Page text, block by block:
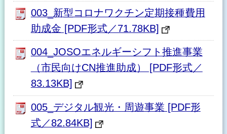
003_新型コロナワクチン定期接種費用
助成金 [PDF形式／71.78KB]
004_JOSOエネルギーシフト推進事業
（市⺠向けCN推進助成） [PDF形式／
83.13KB]
005_デジタル観光・周遊事業 [PDF形
式／82.84KB]